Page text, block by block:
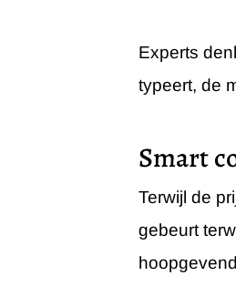
Experts
typeert, de
Smart
Terwijl de
gebeurt